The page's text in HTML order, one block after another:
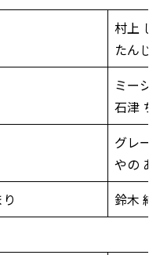
村上
たんじ
ミーシ
石津
グレー
やの
鈴木